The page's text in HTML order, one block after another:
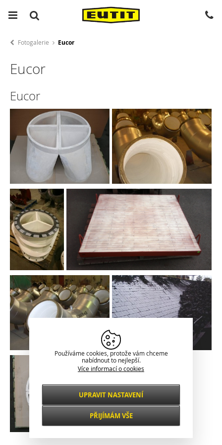
Fotogalerie Eucor
Eucor
Eucor
Používáme cookies, protože vám chceme
nabídnout to nejlepší.
Více informací o cookies
Nezbytné
VŽDY AKTIVNÍ
Funkční a
UPRAVIT NASTAVENÍ
PŘIJÍMÁM VŠE